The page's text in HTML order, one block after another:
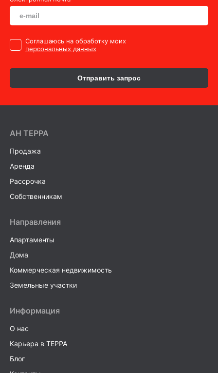
Cоглашаюсь на обработку моих
персональных данных
Отправить запрос
AH ТEPPA
Продажа
Аренда
Рассрочка
Собственникам
Направления
Апартаменты
Дома
Коммерческая недвижимость
Земельные участки
Информация
О нас
Карьера в TEPPA
Блог